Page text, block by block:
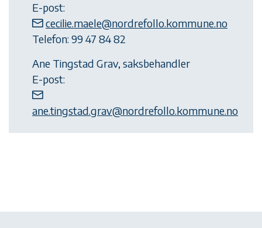
E-post:
cecilie.maele@nordrefollo.kommune.no
Telefon: 99 47 84 82
Ane Tingstad Grav, saksbehandler
E-post:
ane.tingstad.grav@nordrefollo.kommune.no